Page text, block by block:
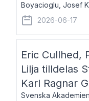
Boyacioglu, Josef
Stenroth och
född 1981, är poet
2026-06-17
Eric Cullhed,
Lilja tilldelas
Karl Ragnar
Svenska